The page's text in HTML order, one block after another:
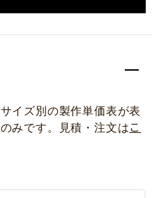
イズ別の製作単価表が表
みです。見積・注文はこ